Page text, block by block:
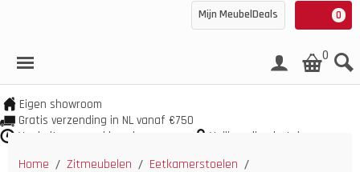
0
Mijn MeubelDeals
0
Eigen showroom
Gratis verzending in NL vanaf €750
Veel uit voorraad leverbaar
Veilig online betalen
Home / Zitmeubelen / Eetkamerstoelen /